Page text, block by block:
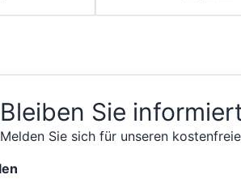
Bleiben Sie
Melden Sie sich für unseren